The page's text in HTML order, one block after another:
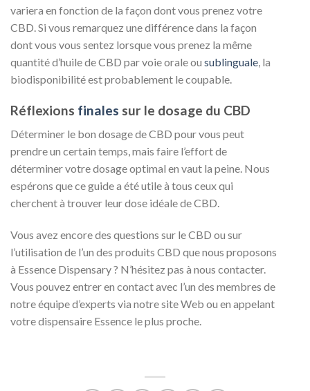
variera en fonction de la façon dont vous prenez votre
CBD. Si vous remarquez une différence dans la façon
dont vous vous sentez lorsque vous prenez la même
quantité d’huile de CBD par voie orale ou sublinguale, la
biodisponibilité est probablement le coupable.
Réflexions finales sur le dosage du CBD
Déterminer le bon dosage de CBD pour vous peut
prendre un certain temps, mais faire l’effort de
déterminer votre dosage optimal en vaut la peine. Nous
espérons que ce guide a été utile à tous ceux qui
cherchent à trouver leur dose idéale de CBD.
Vous avez encore des questions sur le CBD ou sur
l’utilisation de l’un des produits CBD que nous proposons
à Essence Dispensary ? N’hésitez pas à nous contacter.
Vous pouvez entrer en contact avec l’un des membres de
notre équipe d’experts via notre site Web ou en appelant
votre dispensaire Essence le plus proche.